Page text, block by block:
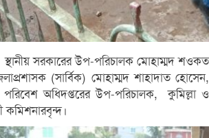
সরকারের উপ-পরিচালক মোহাম্মদ শওকত
(সার্বিক) মোহাম্মদ শাহাদাত হোসেন,
অধিদপ্তরের উপ-পরিচালক, কুমিল্লা ও
কমিশনারবৃন্দ।